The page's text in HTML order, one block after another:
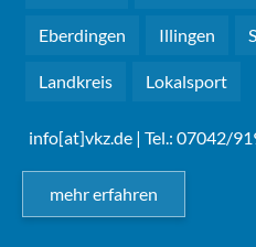
Eberdingen Illingen
Landkreis Lokalsport
info[at]vkz.de | Tel.: 07042/
mehr erfahren